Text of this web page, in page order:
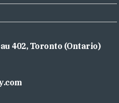
402, Toronto (Ontario)